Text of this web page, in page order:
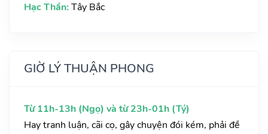
Hạc Thần: Tây Bắc
GIỜ LÝ THUẬN PHONG
Từ 11h-13h (Ngọ) và từ 23h-01h (Tý)
Hay tranh luận, cãi cọ, gây chuyện đói kém, phải đề